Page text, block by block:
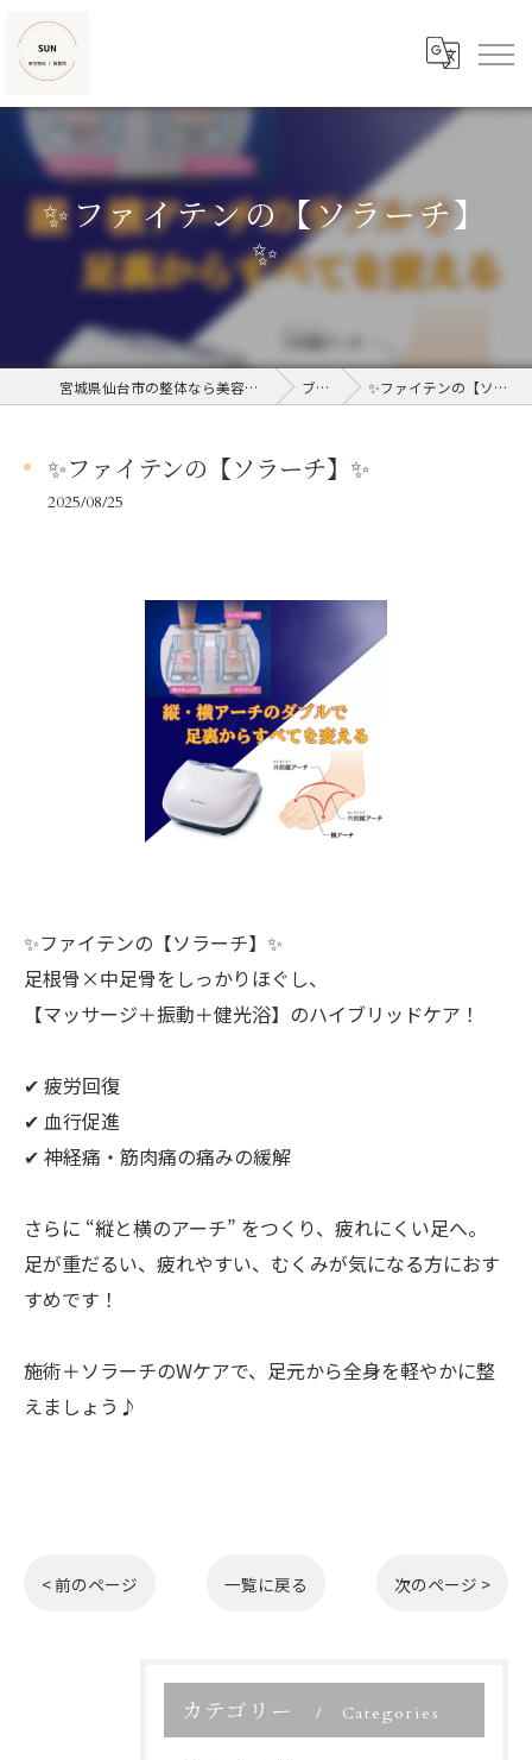
✨ファイテンの【ソラーチ】
✨
宮城県仙台市の整体なら美容整体/接骨院SUN ブログ ✨ファイテンの【ソラーチ】✨
✨ファイテンの【ソラーチ】✨
2025/08/25
✨ファイテンの【ソラーチ】✨
足根骨×中足骨をしっかりほぐし、
【マッサージ＋振動＋健光浴】のハイブリッドケア！
✔ 疲労回復
✔ 血行促進
✔ 神経痛・筋肉痛の痛みの緩解
さらに “縦と横のアーチ” をつくり、疲れにくい足へ。
足が重だるい、疲れやすい、むくみが気になる方におす
すめです！
施術＋ソラーチのWケアで、足元から全身を軽やかに整
えましょう♪
< 前のページ 一覧に戻る 次のページ >
カテゴリー Categories